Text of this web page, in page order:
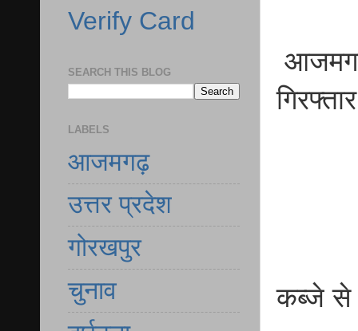
गिरफ्तार
कब्जे से
Verify Card
SEARCH THIS BLOG
LABELS
आजमगढ़
उत्तर प्रदेश
गोरखपुर
चुनाव